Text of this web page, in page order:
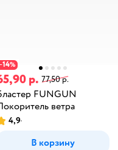
14%
р. 77,50 р.
FUNGUN
ветра
4,9
В корзину